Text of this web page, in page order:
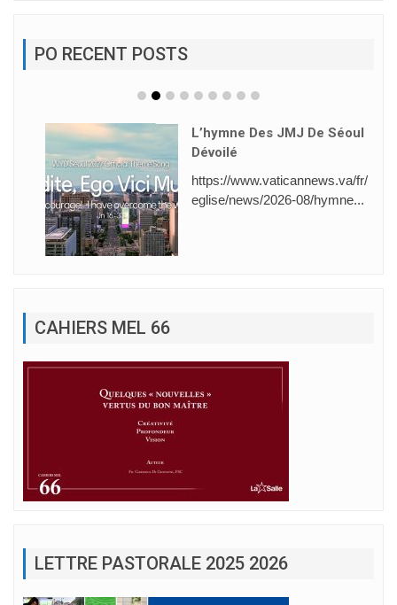
PO RECENT POSTS
L’hymne Des JMJ De Séoul
Dévoilé
https://www.vaticannews.va/fr/
eglise/news/2026-08/hymne...
CAHIERS MEL 66
LETTRE PASTORALE 2025 2026